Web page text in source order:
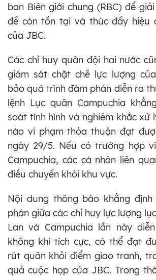
ban Biên giới chung (RBC) để
đề còn tồn tại và thúc đẩy hiệu
của JBC.
Các chỉ huy quân đội hai nước
giám sát chặt chẽ lực lượng
bảo quá trình đàm phán diễn ra
lệnh Lục quân Campuchia
soát tình hình và nghiêm khắc xử
nào vi phạm thỏa thuận đạt
ngày 29/5. Nếu có trường hợp
Campuchia, các cá nhân liên
điều chuyển khỏi khu vực.
Nội dung thông báo khẳng
phán giữa các chỉ huy lực lượng
Lan và Campuchia lần này
không khí tích cực, có thể đạt
rút quân khỏi điểm giao tranh,
quả cuộc họp của JBC. Trong